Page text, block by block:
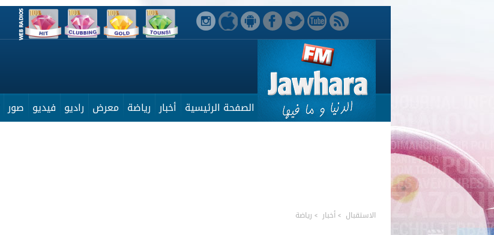
الصفحة الرئيسية أخبار رياضة معرض راديو فيديو صور
الاستقبال >أخبار > رياضة